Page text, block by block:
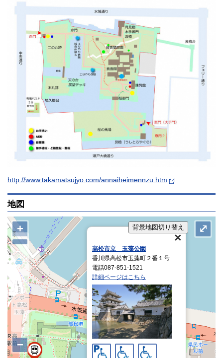
http://www.takamatsujyo.com/annaiheimennzu.htm
地図
背景地図切り替え
高松市立 玉藻公園
香川県高松市玉藻町２番１号
電話087-851-1521
詳細ページはこちら
+
−
⤢